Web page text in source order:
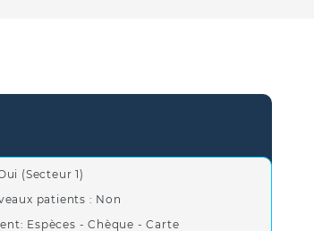
(Secteur 1)
patients : Non
Espèces - Chèque - Carte